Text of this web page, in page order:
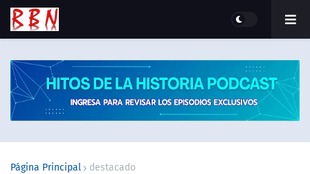
Página Principal destacado